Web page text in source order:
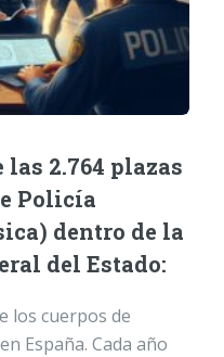
las 2.764 plazas
Policía
dentro de la
del Estado:
los cuerpos de
España. Cada año